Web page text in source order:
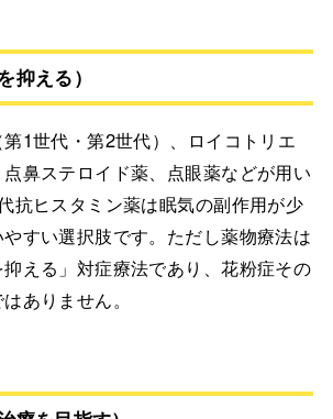
抑える）
1世代・第2世代）、ロイコトリエ
鼻ステロイド薬、点眼薬などが用い
抗ヒスタミン薬は眠気の副作用が少
すい選択肢です。ただし薬物療法は
える」対症療法であり、花粉症その
ありません。